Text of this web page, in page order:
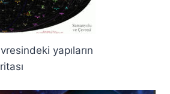
yapıların